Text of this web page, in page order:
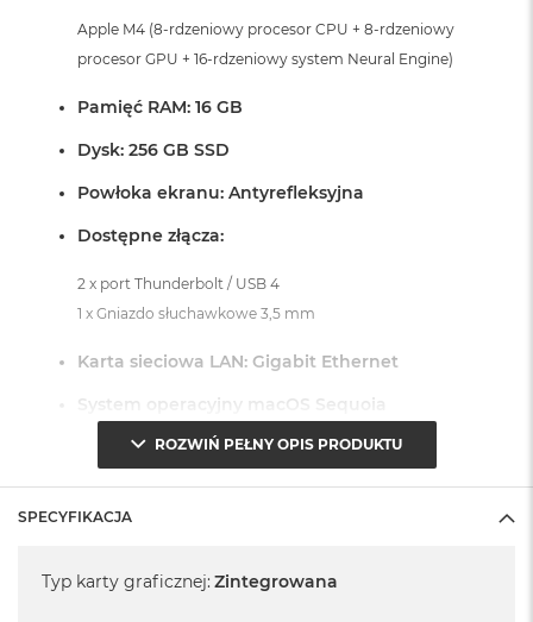
Apple M4 (8-rdzeniowy procesor CPU + 8-rdzeniowy
procesor GPU + 16-rdzeniowy system Neural Engine)
Pamięć RAM: 16 GB
Dysk: 256 GB SSD
Powłoka ekranu: Antyrefleksyjna
Dostępne złącza:
2 x port Thunderbolt / USB 4
1 x Gniazdo słuchawkowe 3,5 mm
Karta sieciowa LAN: Gigabit Ethernet
System operacyjny macOS Sequoia
- lub nowszy, z darmową aktualizacją.
ROZWIŃ PEŁNY OPIS PRODUKTU
SPECYFIKACJA
Typ karty graficznej: Zintegrowana